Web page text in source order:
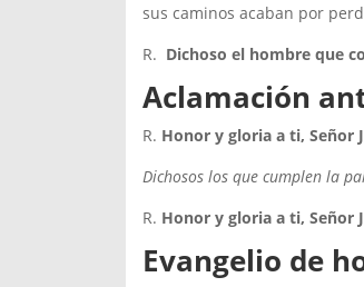
sus caminos acaban por
R. Dichoso el hombre que
Aclamación
R. Honor y gloria a ti, Señor
Dichosos los que cumplen la
R. Honor y gloria a ti, Señor
Evangelio de